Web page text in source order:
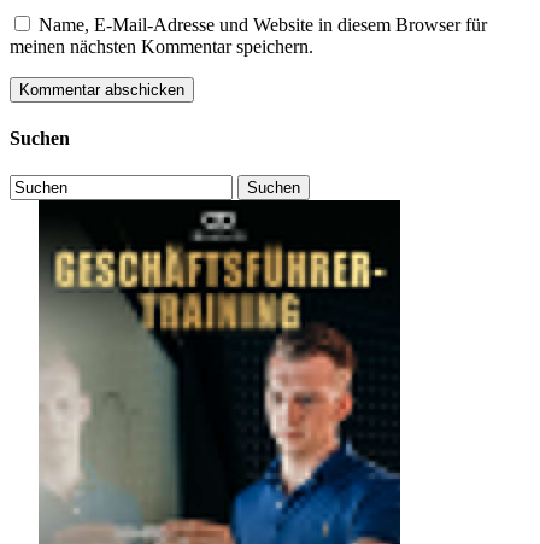
Name, E-Mail-Adresse und Website in diesem Browser für
meinen nächsten Kommentar speichern.
Suchen